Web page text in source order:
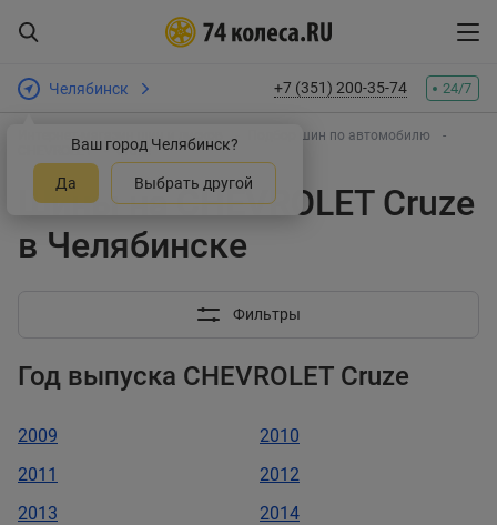
Челябинск
Ваш город Челябинск?
Да Выбрать другой
+7 (351) 200-35-74 24/7
Интернет-магазин шин и дисков
Подбор шин по автомобилю
CHEVROLET
Cruze
Шины на CHEVROLET Cruze
в Челябинске
Фильтры
Год выпуска CHEVROLET Cruze
2009
2010
2011
2012
2013
2014